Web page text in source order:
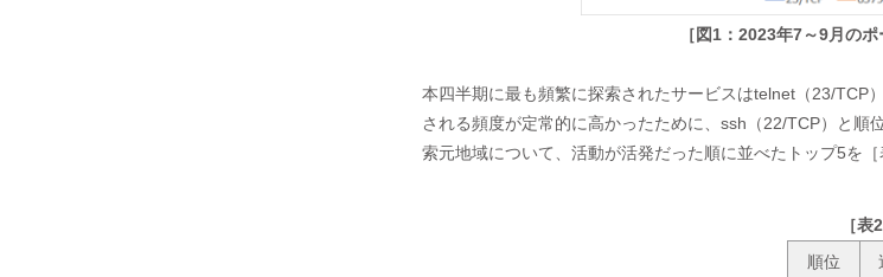
［図1：2023年7～9月の
本四半期に最も頻繁に探索されたサービスはtelnet（23/
される頻度が定常的に高かったために、ssh（22/TCP）と
索元地域について、活動が活発だった順に並べたトップ5を［
［
順位